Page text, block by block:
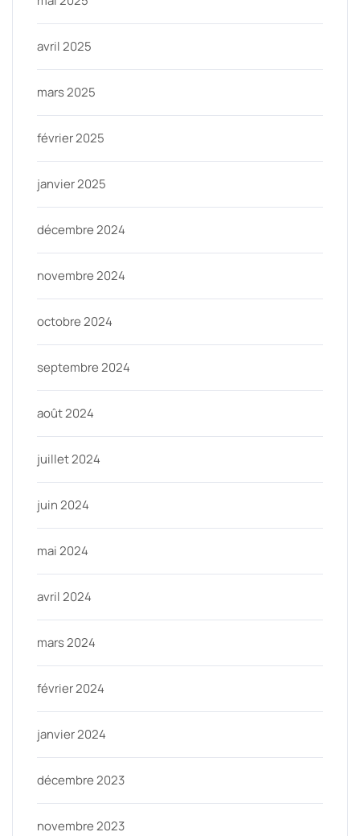
avril 2025
mars 2025
février 2025
janvier 2025
décembre 2024
novembre 2024
octobre 2024
septembre 2024
août 2024
juillet 2024
juin 2024
mai 2024
avril 2024
mars 2024
février 2024
janvier 2024
décembre 2023
novembre 2023